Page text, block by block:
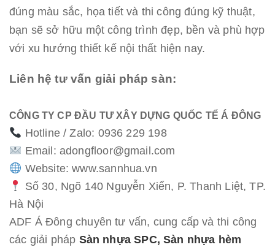
đúng màu sắc, họa tiết và thi công đúng kỹ thuật,
bạn sẽ sở hữu một công trình đẹp, bền và phù hợp
với xu hướng thiết kế nội thất hiện nay.
Liên hệ tư vấn giải pháp sàn:
CÔNG TY CP ĐẦU TƯ XÂY DỰNG QUỐC TẾ Á ĐÔNG
Hotline / Zalo: 0936 229 198
Email: adongfloor@gmail.com
Website:www.sannhua.vn
Số 30, Ngõ 140 Nguyễn Xiển, P. Thanh Liệt, TP.
Hà Nội
ADF Á Đông chuyên tư vấn, cung cấp và thi công
các giải pháp Sàn nhựa SPC, Sàn nhựa hèm